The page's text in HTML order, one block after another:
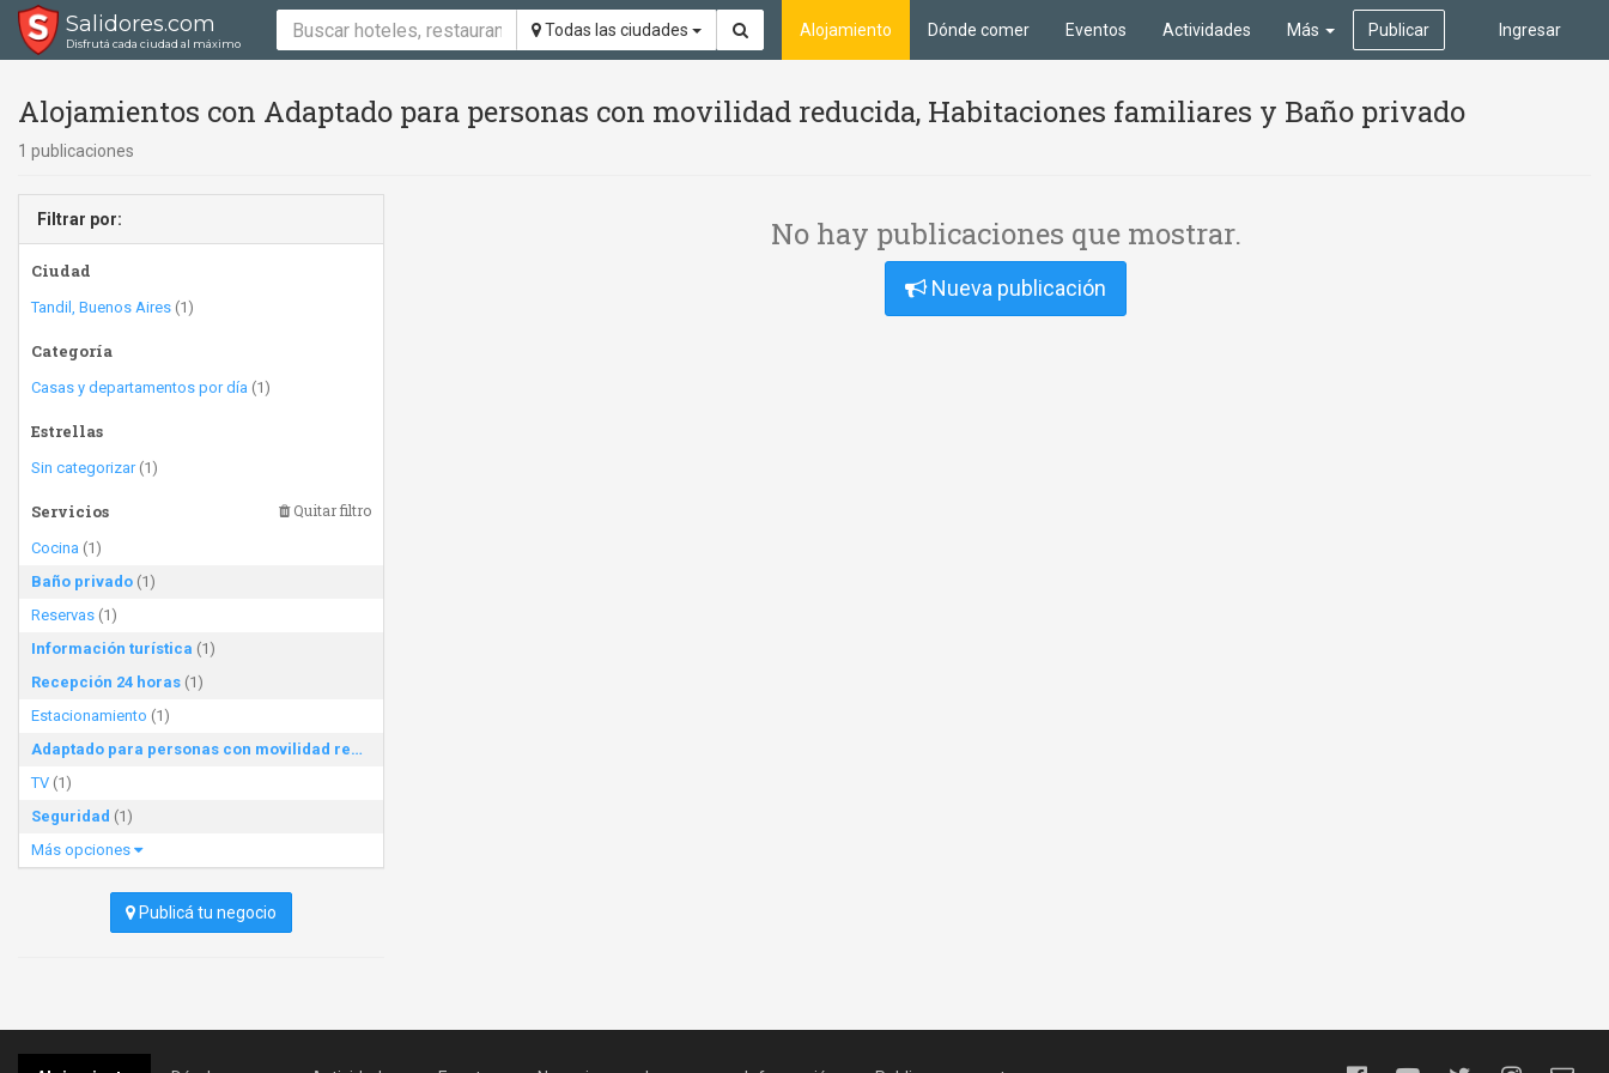
Salidores.com
Disfrutá cada ciudad al máximo
Todas las ciudades Ingresar
Alojamiento Dónde comer Eventos Actividades Más Publicar
Alojamientos con Adaptado para personas con movilidad reducida, Habitaciones familiares y Baño privado
1 publicaciones
Filtrar por:
Ciudad
Tandil, Buenos Aires (1)
Categoría
Casas y departamentos por día (1)
Estrellas
Sin categorizar(1)
Servicios Quitar filtro
Cocina (1)
Baño privado (1)
Reservas (1)
Información turística (1)
Recepción 24 horas (1)
Estacionamiento (1)
Adaptado para personas con movilidad reducida
TV (1)
Seguridad (1)
Más opciones
Publicá tu negocio
No hay publicaciones que mostrar.
Nueva publicación